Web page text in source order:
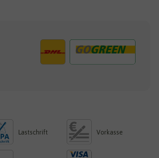
Lastschrift Vorkasse